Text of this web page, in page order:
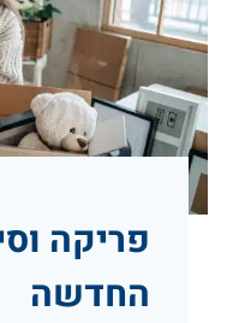
פריקה
החדשה